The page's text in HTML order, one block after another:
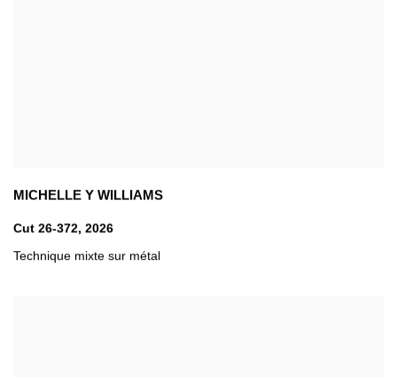
MICHELLE Y WILLIAMS
Cut 26-372, 2026
Technique mixte sur métal